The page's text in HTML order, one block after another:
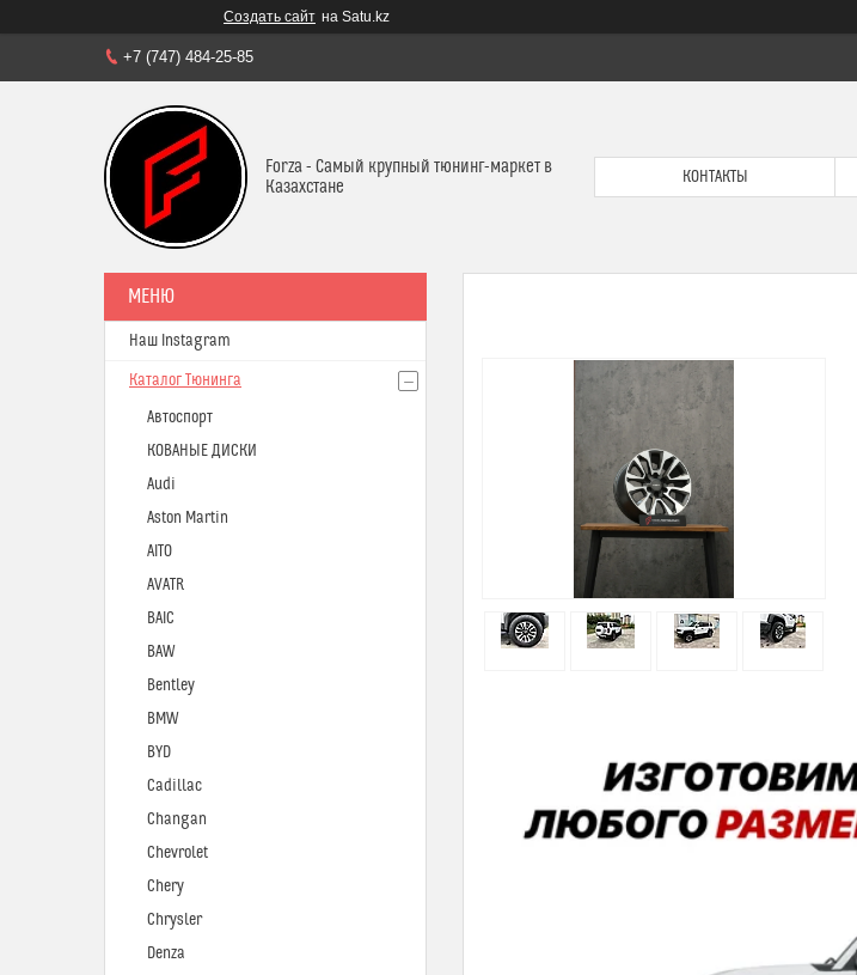
Создать сайт на Satu.kz
+7 (747) 484-25-85
Forza - Самый крупный тюнинг-маркет в
Казахстане
КОНТАКТЫ
Наш Instagram
Каталог Тюнинга
Автоспорт
КОВАНЫЕ ДИСКИ
Audi
Aston Martin
AITO
AVATR
BAIC
BAW
Bentley
BMW
BYD
Cadillac
Changan
Chevrolet
Chery
Chrysler
Denza